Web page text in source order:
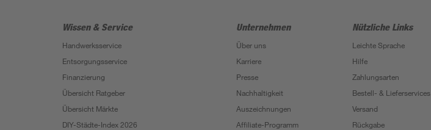
Wissen & Service
Handwerksservice
Entsorgungsservice
Finanzierung
Übersicht Ratgeber
Übersicht Märkte
DIY-Städte-Index 2026
Unternehmen
Über uns
Karriere
Presse
Nachhaltigkeit
Auszeichnungen
Affiliate-Programm
Nützliche Links
Leichte Sprache
Hilfe
Zahlungsarten
Bestell- & Lieferservices
Versand
Rückgabe